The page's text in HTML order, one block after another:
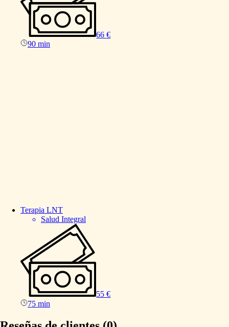
66 €
90 min
Terapia LNT
Salud Integral
55 €
75 min